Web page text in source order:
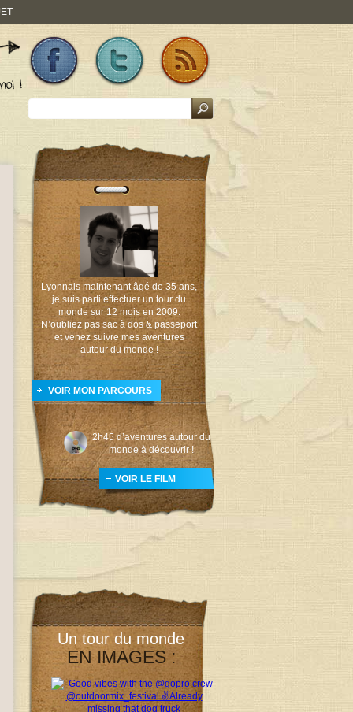
Lyonnais maintenant âgé de 35 ans,
je suis parti effectuer un tour du
monde sur 12 mois en 2009.
N’oubliez pas sac à dos & passeport
et venez suivre mes aventures
autour du monde !
VOIR MON PARCOURS
2h45 d’aventures autour du
monde à découvrir !
VOIR LE FILM
Un tour du monde
EN IMAGES :